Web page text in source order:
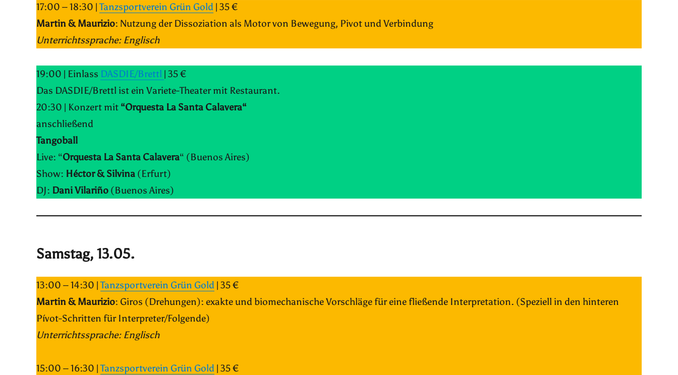
17:00 – 18:30 |Tanzsportverein Grün Gold | 35 €
Martin & Maurizio: Nutzung der Dissoziation als Motor von Bewegung, Pivot und Verbindung
Unterrichtssprache: Englisch
19:00 | Einlass DASDIE/Brettl | 35 €
Das DASDIE/Brettl ist ein Variete-Theater mit Restaurant.
20:30 | Konzert mit “Orquesta La Santa Calavera“
anschließend
Tangoball
Live: “Orquesta La Santa Calavera“ (Buenos Aires)
Show: Héctor & Silvina (Erfurt)
DJ: Dani Vilariño (Buenos Aires)
Samstag, 13.05.
13:00 – 14:30 |Tanzsportverein Grün Gold | 35 €
Martin & Maurizio: Giros (Drehungen): exakte und biomechanische Vorschläge für eine fließende Interpretation. (Speziell in den hinteren
Pívot-Schritten für Interpreter/Folgende)
Unterrichtssprache: Englisch
15:00 – 16:30 |Tanzsportverein Grün Gold | 35 €